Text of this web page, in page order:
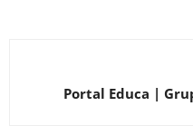
Portal Educa |